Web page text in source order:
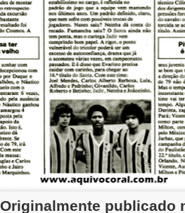
Originalmente publicado